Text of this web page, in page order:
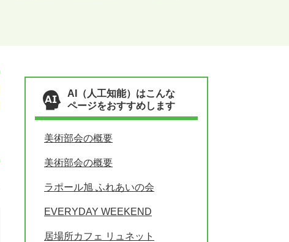
AI（人工知能）はこんな
ページをおすすめします
美術部会の概要
美術部会の概要
ラポール旭 ふれあいの会
EVERYDAY WEEKEND
居場所カフェ リュネット